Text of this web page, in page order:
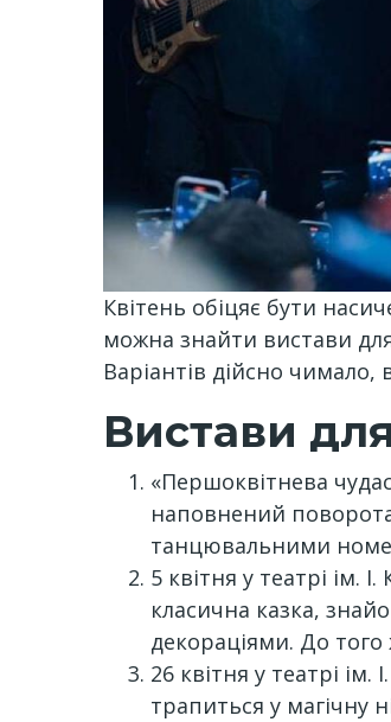
Квітень обіцяє бути
можна знайти вистави
Варіантів дійсно
Вистави
«Першоквітнева
наповнений
танцювальними
5 квітня у театрі ім.
класична казка,
декораціями. До
26 квітня у театрі
трапиться у магічну